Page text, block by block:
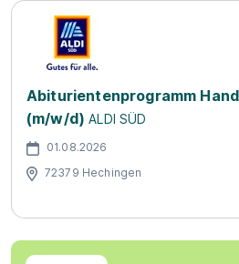
Abiturientenprogramm
(m/w/d) ALDI SÜD
01.08.2026
72379 Hechingen